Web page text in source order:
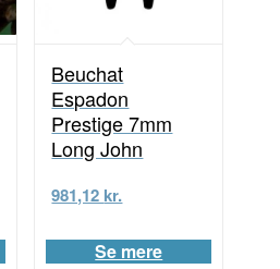
Beuchat
Espadon
Prestige 7mm
Long John
981,12 kr.
Se mere